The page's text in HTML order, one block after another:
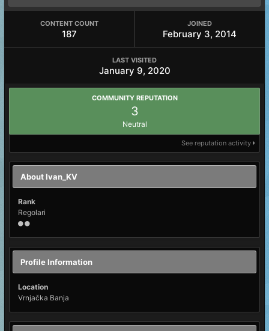
CONTENT COUNT
187
JOINED
February 3, 2014
LAST VISITED
January 9, 2020
COMMUNITY REPUTATION
3
Neutral
See reputation activity
About Ivan_KV
Rank
Regolari
Profile Information
Location
Vrnjačka Banja